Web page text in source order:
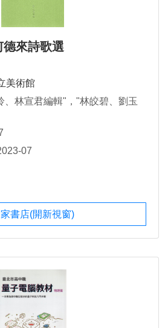
德來詩歌選
美術館
、林宣君編輯"，"林皎碧、劉玉
07
書店(開新視窗)